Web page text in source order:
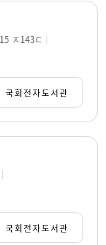
ㅈ143ㄷ
국회전자도서관
국회전자도서관